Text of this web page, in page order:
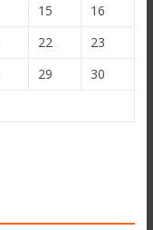
15
16
22
23
29
30